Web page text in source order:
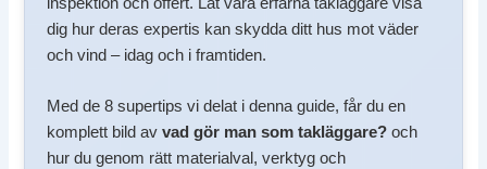
dig hur deras expertis kan skydda ditt hus mot väder
och vind – idag och i framtiden.
Med de 8 supertips vi delat i denna guide, får du en
komplett bild avvad gör man som takläggare? och
hur du genom rätt materialval, verktyg och